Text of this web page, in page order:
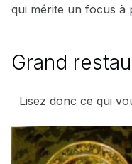
qui mérite un focus à
Grand
Lisez donc ce qui